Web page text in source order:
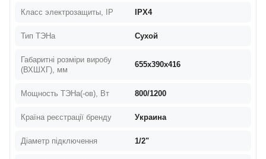
Класс электрозащиты, IP IPX4
Тип ТЭНа Сухой
Габаритні розміри виробу
(ВХШХГ), мм
655х390х416
Мощность ТЭНа(-ов), Вт 800/1200
Країна реєстрації бренду Украина
Діаметр підключення 1/2"